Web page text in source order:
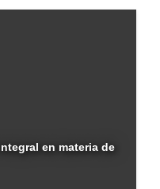
en materia de